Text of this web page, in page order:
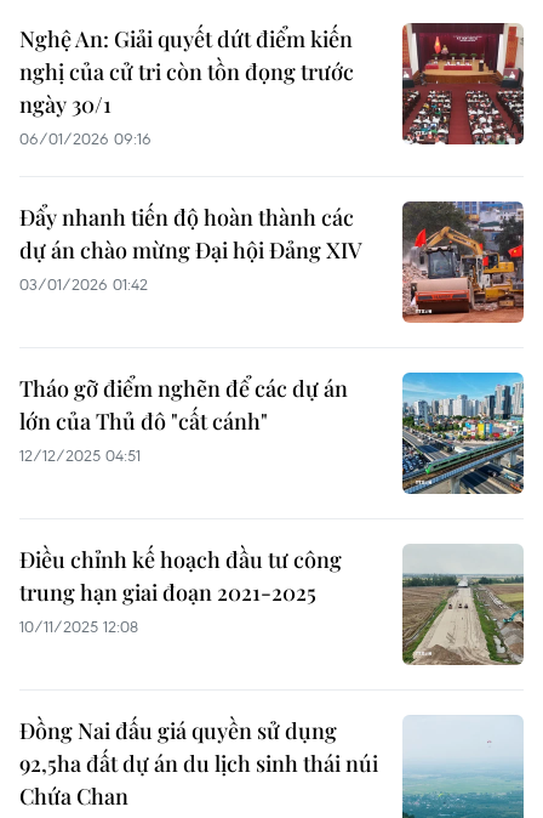
Nghệ An: Giải quyết dứt điểm kiến
nghị của cử tri còn tồn đọng trước
ngày 30/1
06/01/2026 09:16
Đẩy nhanh tiến độ hoàn thành các
dự án chào mừng Đại hội Đảng XIV
03/01/2026 01:42
Tháo gỡ điểm nghẽn để các dự án
lớn của Thủ đô "cất cánh"
12/12/2025 04:51
Điều chỉnh kế hoạch đầu tư công
trung hạn giai đoạn 2021-2025
10/11/2025 12:08
Đồng Nai đấu giá quyền sử dụng
92,5ha đất dự án du lịch sinh thái núi
Chứa Chan